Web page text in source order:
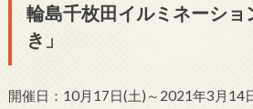
輪島千枚田イルミネーショ
き」
開催日：10月17日(土)～2021年3月14